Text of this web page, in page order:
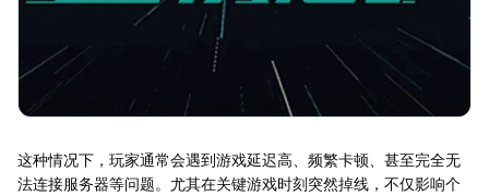
这种情况下，玩家通常会遇到游戏延迟高、频繁卡顿、甚至完全无
法连接服务器等问题。尤其在关键游戏时刻突然掉线，不仅影响个